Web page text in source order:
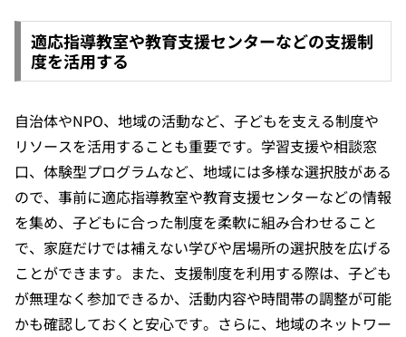
適応指導教室や教育支援センターなどの支援制
度を活用する
自治体やNPO、地域の活動など、子どもを支える制度や
リソースを活用することも重要です。学習支援や相談窓
口、体験型プログラムなど、地域には多様な選択肢がある
ので、事前に適応指導教室や教育支援センターなどの情報
を集め、子どもに合った制度を柔軟に組み合わせること
で、家庭だけでは補えない学びや居場所の選択肢を広げる
ことができます。また、支援制度を利用する際は、子ども
が無理なく参加できるか、活動内容や時間帯の調整が可能
かも確認しておくと安心です。さらに、地域のネットワー